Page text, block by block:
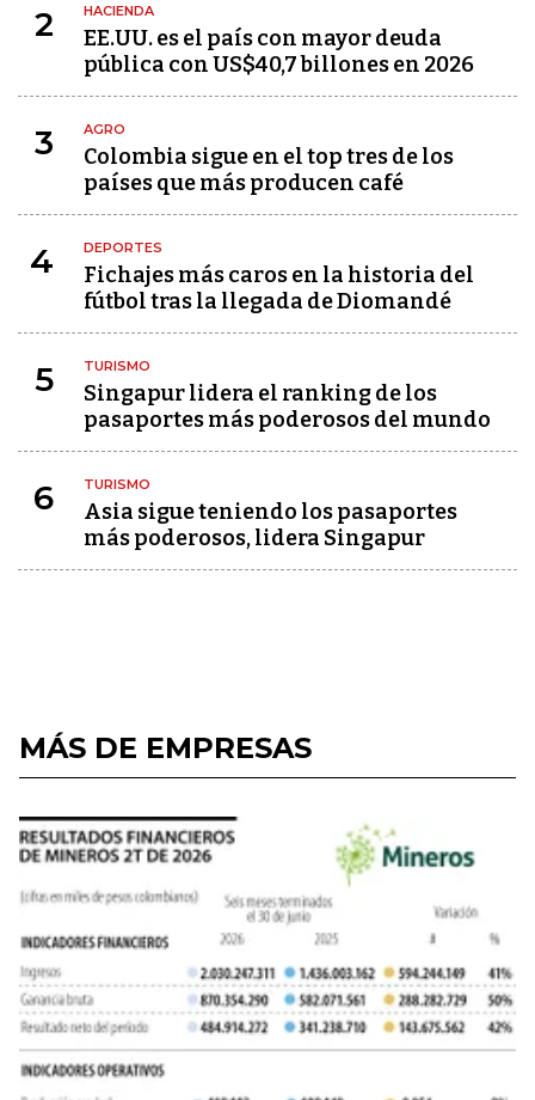
2 HACIENDA
EE.UU. es el país con mayor deuda
pública con US$40,7 billones en 2026
3 AGRO
Colombia sigue en el top tres de los
países que más producen café
4 DEPORTES
Fichajes más caros en la historia del
fútbol tras la llegada de Diomandé
5 TURISMO
Singapur lidera el ranking de los
pasaportes más poderosos del mundo
6 TURISMO
Asia sigue teniendo los pasaportes
más poderosos, lidera Singapur
MÁS DE EMPRESAS